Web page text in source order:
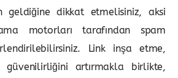
geldiğine dikkat etmelisiniz, aksi
motorları tarafından spam
Link inşa etme,
güvenilirliğini artırmakla birlikte,